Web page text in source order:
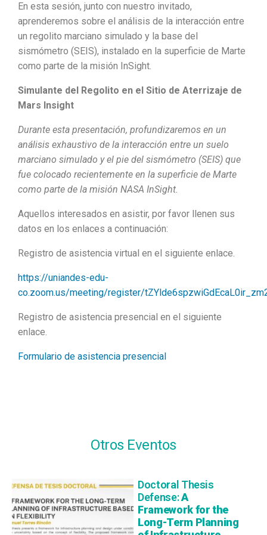
En esta sesión, junto con nuestro invitado,
aprenderemos sobre el análisis de la interacción entre
un regolito marciano simulado y la base del
sismómetro (SEIS), instalado en la superficie de Marte
como parte de la misión InSight.
Simulante del Regolito en el Sitio de Aterrizaje de
Mars Insight
Durante esta presentación, profundizaremos en un
análisis exhaustivo de la interacción entre un suelo
marciano simulado y el pie del sismómetro (SEIS) que
fue colocado recientemente en la superficie de Marte
como parte de la misión NASA InSight.
Aquellos interesados en asistir, por favor llenen sus
datos en los enlaces a continuación:
Registro de asistencia virtual en el siguiente enlace.
https://uniandes-edu-
co.zoom.us/meeting/register/
Registro de asistencia presencial en el siguiente
enlace.
Formulario de asistencia presencial
Otros Eventos
Doctoral Thesis
Defense:A
Framework for the
Long-Term Planning